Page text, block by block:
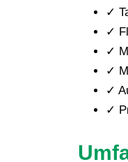
✓
✓
✓
✓
✓
✓